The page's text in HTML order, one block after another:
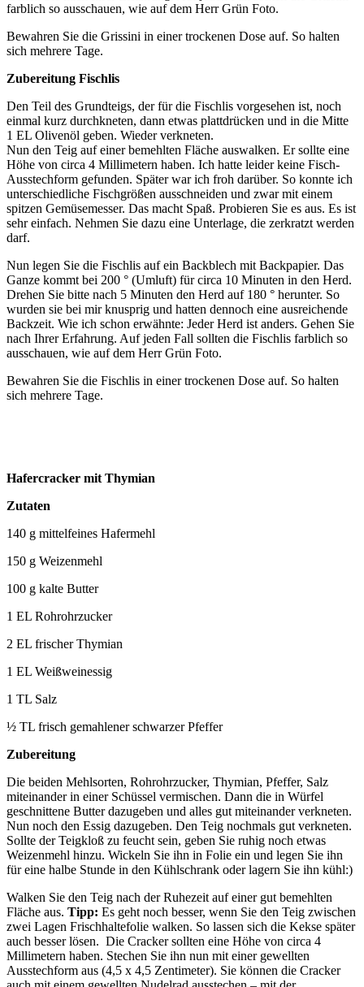
farblich so ausschauen, wie auf dem Herr Grün Foto.
Bewahren Sie die Grissini in einer trockenen Dose auf. So halten
sich mehrere Tage.
Zubereitung Fischlis
Den Teil des Grundteigs, der für die Fischlis vorgesehen ist, noch
einmal kurz durchkneten, dann etwas plattdrücken und in die Mitte
1 EL Olivenöl geben. Wieder verkneten.
Nun den Teig auf einer bemehlten Fläche auswalken. Er sollte eine
Höhe von circa 4 Millimetern haben. Ich hatte leider keine Fisch-
Ausstechform gefunden. Später war ich froh darüber. So konnte ich
unterschiedliche Fischgrößen ausschneiden und zwar mit einem
spitzen Gemüsemesser. Das macht Spaß. Probieren Sie es aus. Es ist
sehr einfach. Nehmen Sie dazu eine Unterlage, die zerkratzt werden
darf.
Nun legen Sie die Fischlis auf ein Backblech mit Backpapier. Das
Ganze kommt bei 200 ° (Umluft) für circa 10 Minuten in den Herd.
Drehen Sie bitte nach 5 Minuten den Herd auf 180 ° herunter. So
wurden sie bei mir knusprig und hatten dennoch eine ausreichende
Backzeit. Wie ich schon erwähnte: Jeder Herd ist anders. Gehen Sie
nach Ihrer Erfahrung. Auf jeden Fall sollten die Fischlis farblich so
ausschauen, wie auf dem Herr Grün Foto.
Bewahren Sie die Fischlis in einer trockenen Dose auf. So halten
sich mehrere Tage.
Hafercracker mit Thymian
Zutaten
140 g mittelfeines Hafermehl
150 g Weizenmehl
100 g kalte Butter
1 EL Rohrohrzucker
2 EL frischer Thymian
1 EL Weißweinessig
1 TL Salz
½ TL frisch gemahlener schwarzer Pfeffer
Zubereitung
Die beiden Mehlsorten, Rohrohrzucker, Thymian, Pfeffer, Salz
miteinander in einer Schüssel vermischen. Dann die in Würfel
geschnittene Butter dazugeben und alles gut miteinander verkneten.
Nun noch den Essig dazugeben. Den Teig nochmals gut verkneten.
Sollte der Teigkloß zu feucht sein, geben Sie ruhig noch etwas
Weizenmehl hinzu. Wickeln Sie ihn in Folie ein und legen Sie ihn
für eine halbe Stunde in den Kühlschrank oder lagern Sie ihn kühl:)
Walken Sie den Teig nach der Ruhezeit auf einer gut bemehlten
Fläche aus. Tipp: Es geht noch besser, wenn Sie den Teig zwischen
zwei Lagen Frischhaltefolie walken. So lassen sich die Kekse später
auch besser lösen. Die Cracker sollten eine Höhe von circa 4
Millimetern haben. Stechen Sie ihn nun mit einer gewellten
Ausstechform aus (4,5 x 4,5 Zentimeter). Sie können die Cracker